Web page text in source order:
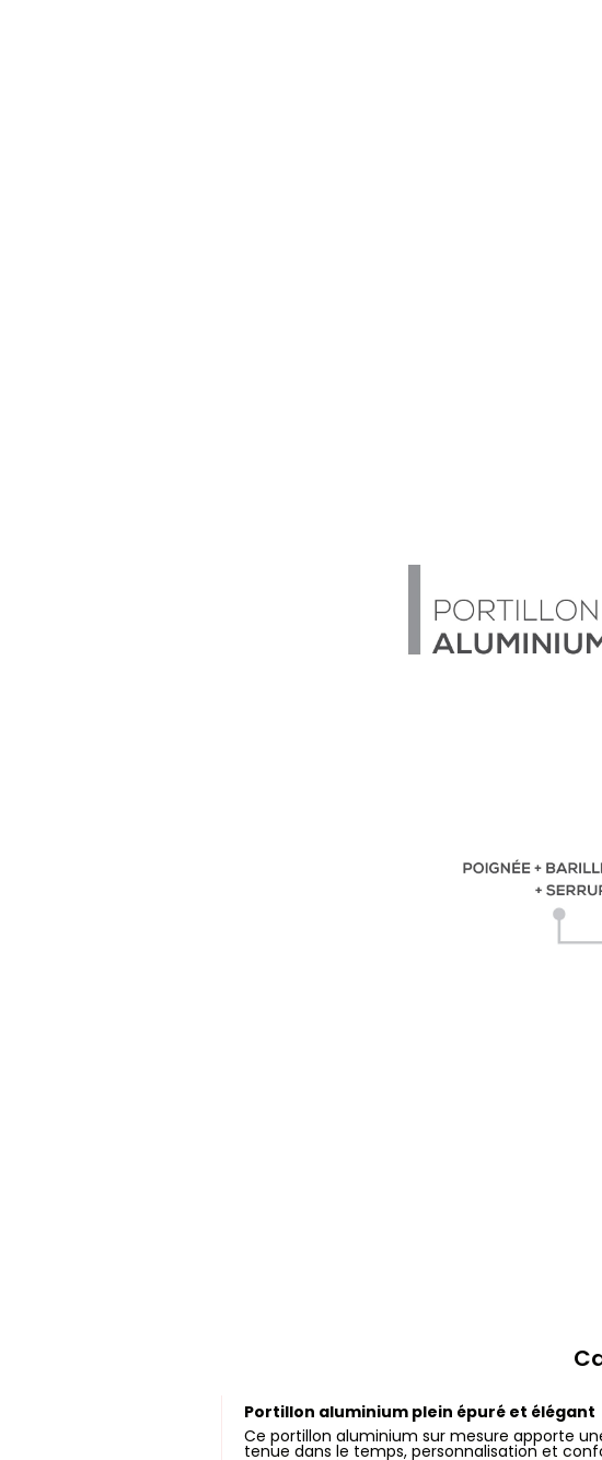
Portillon aluminium plein épuré et élégant
Ce portillon aluminium sur mesure apporte
tenue dans le temps, personnalisation et